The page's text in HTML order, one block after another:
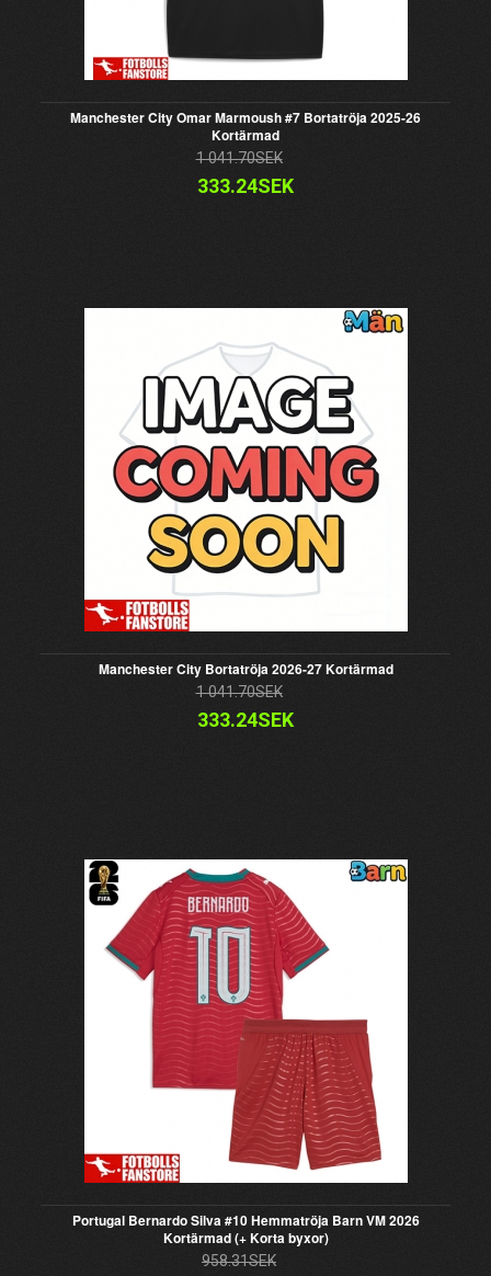
Manchester City Omar Marmoush #7 Bortatröja 2025-26
Kortärmad
1 041.70SEK
333.24SEK
Manchester City Bortatröja 2026-27 Kortärmad
1 041.70SEK
333.24SEK
Portugal Bernardo Silva #10 Hemmatröja Barn VM 2026
Kortärmad (+ Korta byxor)
958.31SEK